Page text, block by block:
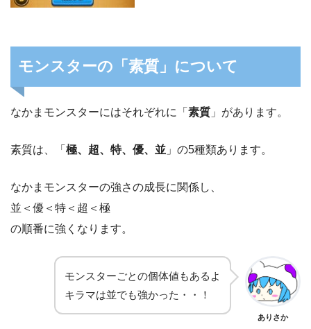
モンスターの「素質」について
なかまモンスターにはそれぞれに「 素質 」があります。
素質は、「 極、超、特、優、並 」の5種類あります。
なかまモンスターの強さの成長に関係し、
並＜優＜特＜超＜極
の順番に強くなります。
モンスターごとの個体値もあるよ
キラマは並でも強かった・・！
ありさか